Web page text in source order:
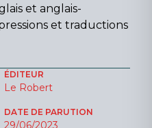
et anglais-
et traductions
ÉDITEUR
Le Robert
DATE DE PARUTION
29/06/2023